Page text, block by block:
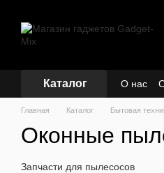
Каталог О нас
Главная Каталог Бытовая
Оконные
Запчасти для пылесосов